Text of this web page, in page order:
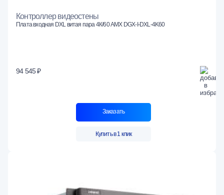
Контроллер видеостены
Плата входная DXL витая пара 4К/60 AMX DGX-I-DXL-4K60
94 545 ₽
Заказать
Купить в 1 клик